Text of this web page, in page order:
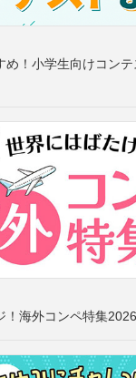
め！小学生向けコン
！海外コンペ特集2026